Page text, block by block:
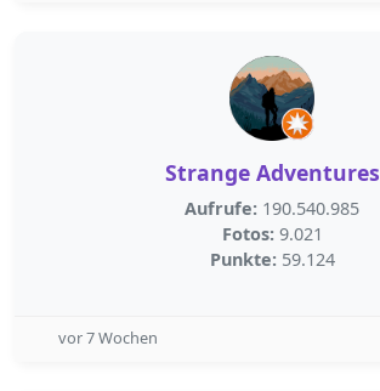
Strange Adventures
Aufrufe: 190.540.985
Fotos: 9.021
Punkte: 59.124
vor 7 Wochen